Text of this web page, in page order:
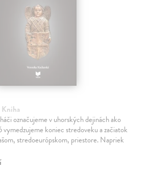
Kniha
označujeme v uhorských dejinách ako
vymedzujeme koniec stredoveku a začiatok
stredoeurópskom, priestore. Napriek